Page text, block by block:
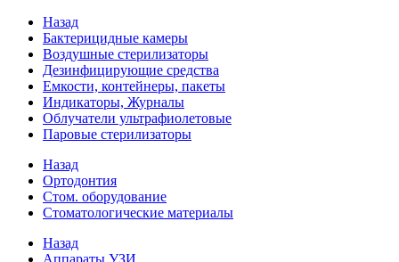
Назад
Бактерицидные камеры
Воздушные стерилизаторы
Дезинфицирующие средства
Емкости, контейнеры, пакеты
Индикаторы, Журналы
Облучатели ультрафиолетовые
Паровые стерилизаторы
Назад
Ортодонтия
Стом. оборудование
Стоматологические материалы
Назад
Аппараты УЗИ